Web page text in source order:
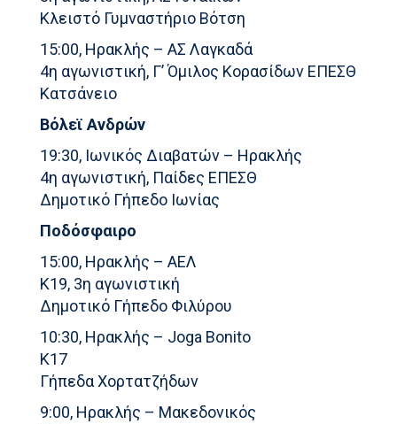
Κλειστό Γυμναστήριο Βότση
15:00, Ηρακλής – ΑΣ Λαγκαδά
4η αγωνιστική, Γ’ Όμιλος Κορασίδων ΕΠΕΣΘ
Κατσάνειο
Βόλεϊ Ανδρών
19:30, Ιωνικός Διαβατών – Ηρακλής
4η αγωνιστική, Παίδες ΕΠΕΣΘ
Δημοτικό Γήπεδο Ιωνίας
Ποδόσφαιρο
15:00, Ηρακλής – ΑΕΛ
Κ19, 3η αγωνιστική
Δημοτικό Γήπεδο Φιλύρου
10:30, Ηρακλής – Joga Bonito
K17
Γήπεδα Χορτατζήδων
9:00, Ηρακλής – Μακεδονικός